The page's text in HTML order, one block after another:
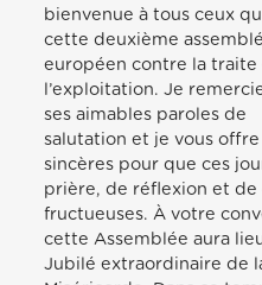
bienvenue à tous ceux
cette deuxième
européen contre la traite
l’exploitation. Je
ses aimables paroles de
salutation et je vous
sincères pour que ces
prière, de réflexion et de
fructueuses. À votre
cette Assemblée aura
Jubilé extraordinaire de